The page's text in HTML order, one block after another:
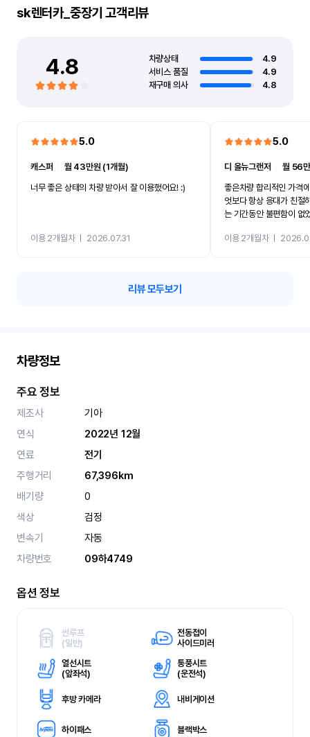
sk렌터카_중장기 고객리뷰
4.8 차량상태
4.9
서비스 품질
4.9
재구매 의사
4.8
5.0
캐스퍼
월 43만원 (1개월)
너무 좋은 상태의 차량 받아서 잘 이용했어요! :)
이용 2개월차ㅣ 2026.07.31
5.0
디 올뉴그랜저 ㅣ월 56
좋은차량 합리적인 가격
엇보다 항상 응대가 친절
는 기간동안 불편함이 없
카 렌트 고민없이 강추합
이용 2개월차ㅣ
리뷰 모두보기
차량정보
주요 정보
제조사
기아
연식
2022년 12월
연료
전기
주행거리
67,396km
배기량
0
색상
검정
변속기
자동
차량번호
09하4749
옵션 정보
썬루프
(일반)
전동접이
사이드미러
열선시트
(앞좌석)
통풍시트
(운전석)
후방 카메라 내비게이션
하이패스 블랙박스